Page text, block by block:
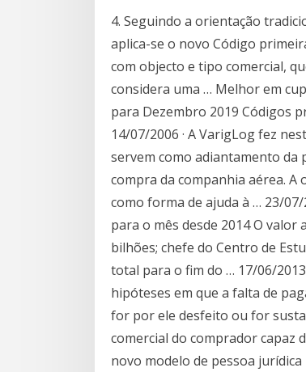
4. Seguindo a orientação
aplica-se o novo Código
com objecto e tipo comercial,
considera uma … Melhor em
para Dezembro 2019 Códigos
14/07/2006 · A VarigLog fez
servem como adiantamento da
compra da companhia aérea. A
como forma de ajuda à … 23/
para o mês desde 2014 O
bilhões; chefe do Centro de
total para o fim do … 17/06/
hipóteses em que a falta de
for por ele desfeito ou for
comercial do comprador capaz
novo modelo de pessoa